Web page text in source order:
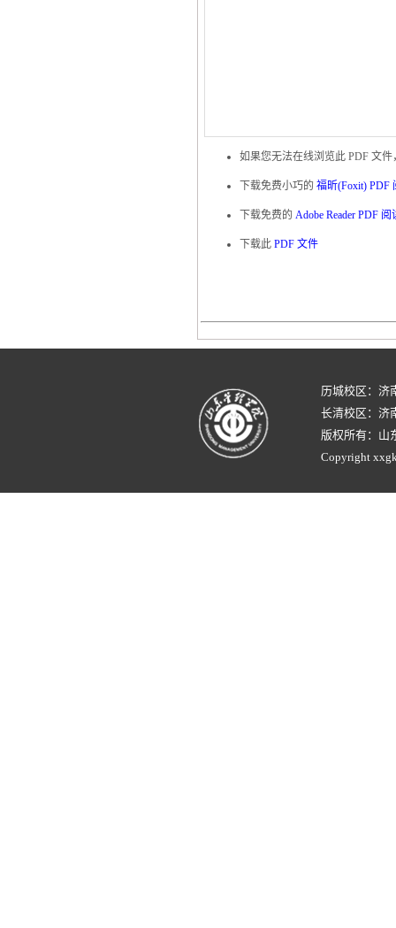
如果您无法在线浏览此 PDF 文件
下载免费小巧的 福昕(Foxit) PDF
下载免费的 Adobe Reader PDF 阅
下载此 PDF 文件
历城校区：
长清校区：
版权所有：山
Copyright